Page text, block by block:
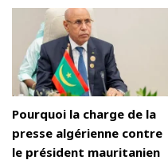
Pourquoi la charge de la
presse algérienne contre
le président mauritanien